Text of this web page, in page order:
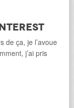
de ça, je l’avoue
j’ai pris